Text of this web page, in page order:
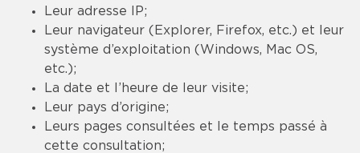
Leur adresse IP;
Leur navigateur (Explorer, Firefox, etc.) et leur
système d’exploitation (Windows, Mac OS,
etc.);
La date et l’heure de leur visite;
Leur pays d’origine;
Leurs pages consultées et le temps passé à
cette consultation;